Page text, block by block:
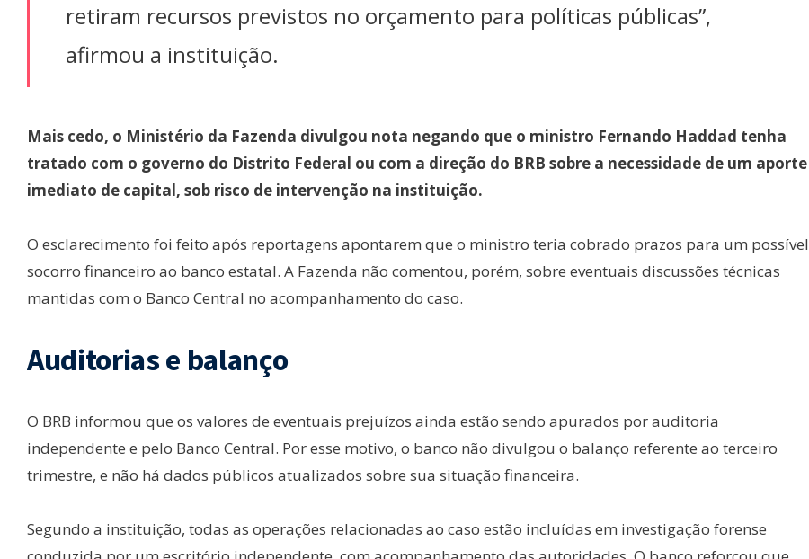
retiram recursos previstos no orçamento para políticas públicas”,
afirmou a instituição.
Mais cedo, o Ministério da Fazenda divulgou nota negando que o ministro Fernando Haddad tenha
tratado com o governo do Distrito Federal ou com a direção do BRB sobre a necessidade de um aporte
imediato de capital, sob risco de intervenção na instituição.
O esclarecimento foi feito após reportagens apontarem que o ministro teria cobrado prazos para um possível
socorro financeiro ao banco estatal. A Fazenda não comentou, porém, sobre eventuais discussões técnicas
mantidas com o Banco Central no acompanhamento do caso.
Auditorias e balanço
O BRB informou que os valores de eventuais prejuízos ainda estão sendo apurados por auditoria
independente e pelo Banco Central. Por esse motivo, o banco não divulgou o balanço referente ao terceiro
trimestre, e não há dados públicos atualizados sobre sua situação financeira.
Segundo a instituição, todas as operações relacionadas ao caso estão incluídas em investigação forense